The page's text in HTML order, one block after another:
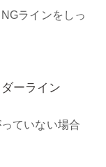
ラインをしっ
ーライン
ていない場合